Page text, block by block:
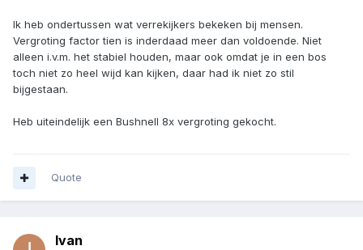
Ik heb ondertussen wat verrekijkers bekeken bij mensen.
Vergroting factor tien is inderdaad meer dan voldoende. Niet
alleen i.v.m. het stabiel houden, maar ook omdat je in een bos
toch niet zo heel wijd kan kijken, daar had ik niet zo stil
bijgestaan.
Heb uiteindelijk een Bushnell 8x vergroting gekocht.
Quote
Ivan